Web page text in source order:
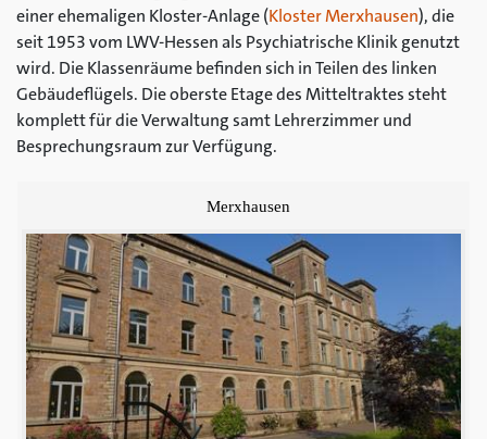
einer ehemaligen Kloster-Anlage (Kloster Merxhausen), die
seit 1953 vom LWV-Hessen als Psychiatrische Klinik genutzt
wird. Die Klassenräume befinden sich in Teilen des linken
Gebäudeflügels. Die oberste Etage des Mitteltraktes steht
komplett für die Verwaltung samt Lehrerzimmer und
Besprechungsraum zur Verfügung.
Merxhausen